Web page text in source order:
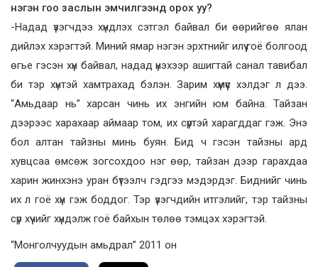
нэгэн гоо заслын эмчилгээнд орох уу?
-Надад үзэгчдээ хүндлэх сэтгэл байвал би өөрийгөө ялан
дийлэх хэрэгтэй. Миний ямар нэгэн эрхтнийг илүү гоё болгоод
өгье гэсэн хүн байвал, надад үнэхээр ашигтай санал тавибал
би тэр хүнтэй хамтрахад бэлэн. Зарим хүмүүс хэлдэг л дээ.
“Амьдаар нь” харсан чинь их энгийн юм байна. Тайзан
дээрээс харахаар аймаар том, их сүртэй харагддаг гэж. Энэ
бол алтан тайзны минь буян. Бид ч гэсэн тайзны ард
хувцсаа өмсөж зогсохдоо нэг өөр, тайзан дээр гарахдаа
харин жинхэнэ уран бүтээлч гэдгээ мэдэрдэг. Биднийг чинь
их л гоё хүн гэж боддог. Тэр үзэгчдийн итгэлийг, тэр тайзны
сүр хүчийг хүндэлж гоё байхын төлөө тэмцэх хэрэгтэй.
“Монголчуудын амьдрал” 2011 он